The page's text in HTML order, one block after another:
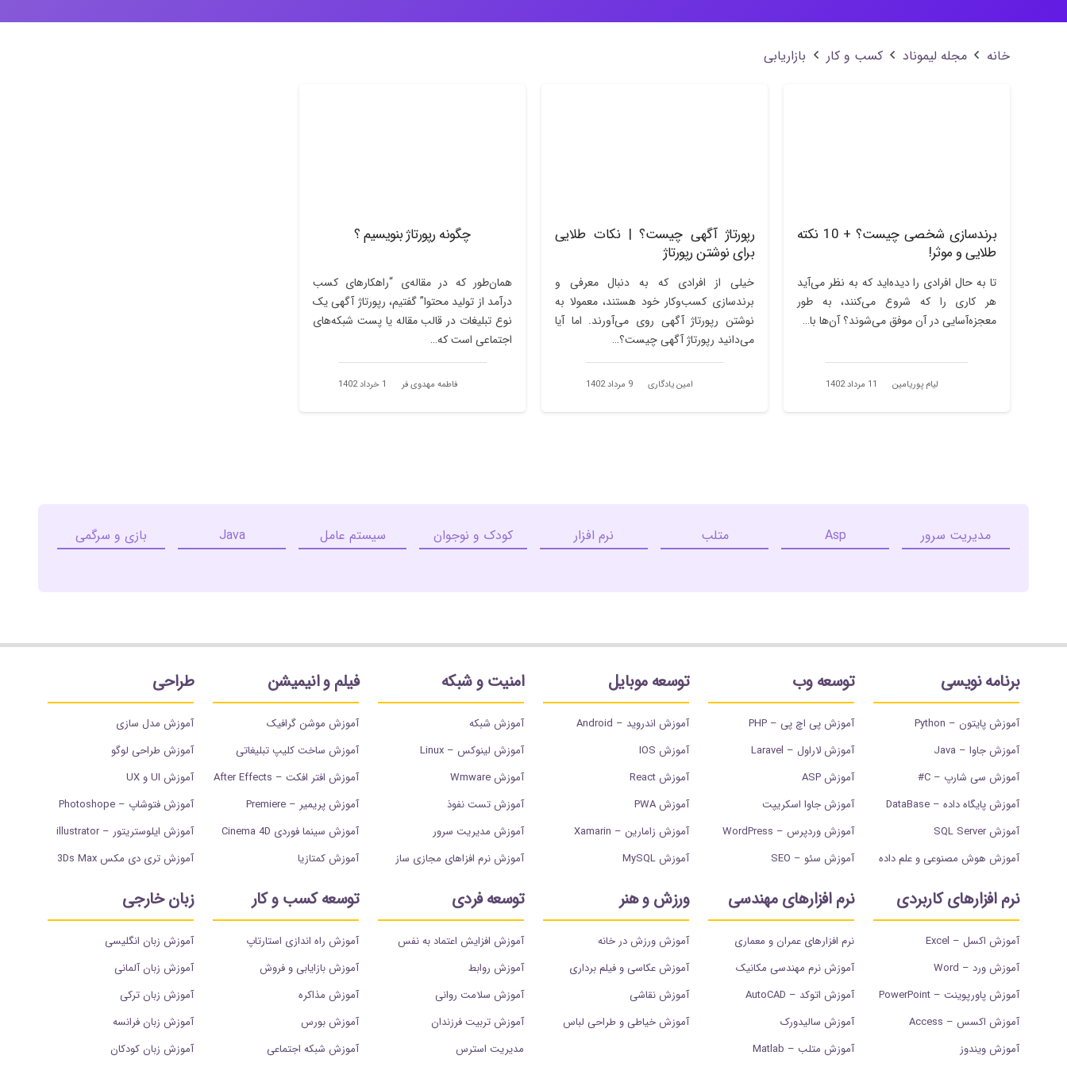
خانه مجله لیموناد کسب و کار بازاریابی
برندسازی شخصی چیست؟ + 10 نکته
طلایی و موثر!
تا به حال افرادی را دیده‌اید که به نظر می‌آید
هر کاری را که شروع می‌کنند، به طور
معجزه‌آسایی در آن موفق می‌شوند؟ آن‌ها با…
لیام پوریامین 11 مرداد 1402
رپورتاژ آگهی چیست؟ | نکات طلایی
برای نوشتن رپورتاژ
خیلی از افرادی که به دنبال معرفی و
برندسازی کسب‌وکار خود هستند، معمولا به
نوشتن رپورتاژ آگهی روی می‌آورند. اما آیا
می‌دانید رپورتاژ آگهی چیست؟…
امین یادگاری 9 مرداد 1402
چگونه رپورتاژ بنویسیم ؟
همان‌طور که در مقاله‌ی “راهکارهای کسب
درآمد از تولید محتوا” گفتیم، رپورتاژ آگهی یک
نوع تبلیغات در قالب مقاله یا پست شبکه‌های
اجتماعی است که…
فاطمه مهدوی فر 1 خرداد 1402
مدیریت سرور Asp متلب نرم افزار کودک و نوجوان سیستم عامل Java بازی و سرگمی
برنامه نویسی
آموزش پایتون – Python
آموزش جاوا – Java
آموزش سی شارپ – C#
آموزش پایگاه داده – DataBase
آموزش SQL Server
آموزش هوش مصنوعی و علم داده
توسعه وب
آموزش پی اچ پی – PHP
آموزش لاراول – Laravel
آموزش ASP
آموزش جاوا اسکریپت
آموزش وردپرس – WordPress
آموزش سئو – SEO
توسعه موبایل
آموزش اندروید – Android
آموزش IOS
آموزش React
آموزش PWA
آموزش زامارین – Xamarin
آموزش MySQL
امنیت و شبکه
آموزش شبکه
آموزش لینوکس – Linux
آموزش Wmware
آموزش تست نفوذ
آموزش مدیریت سرور
آموزش نرم افزاهای مجازی ساز
فیلم و انیمیشن
آموزش موشن گرافیک
آموزش ساخت کلیپ تبلیغاتی
آموزش افتر افکت – After Effects
آموزش پریمیر – Premiere
آموزش سینما فوردی Cinema 4D
آموزش کمتازیا
طراحی
آموزش مدل سازی
آموزش طراحی لوگو
آموزش UI و UX
آموزش فتوشاپ – Photoshope
آموزش ایلوستریتور – illustrator
آموزش تری دی مکس 3Ds Max
نرم افزارهای کاربردی
آموزش اکسل – Excel
آموزش ورد – Word
آموزش پاورپوینت – PowerPoint
آموزش اکسس – Access
آموزش ویندوز
نرم افزارهای مهندسی
نرم افزارهای عمران و معماری
آموزش نرم مهندسی مکانیک
آموزش اتوکد – AutoCAD
آموزش سالیدورک
آموزش متلب – Matlab
ورزش و هنر
آموزش ورزش در خانه
آموزش عکاسی و فیلم برداری
آموزش نقاشی
آموزش خیاطی و طراحی لباس
توسعه فردی
آموزش افزایش اعتماد به نفس
آموزش روابط
آموزش سلامت روانی
آموزش تربیت فرزندان
مدیریت استرس
توسعه کسب و کار
آموزش راه اندازی استارتاپ
آموزش بازایابی و فروش
آموزش مذاکره
آموزش بورس
آموزش شبکه اجتماعی
زبان خارجی
آموزش زبان انگلیسی
آموزش زبان آلمانی
آموزش زبان ترکی
آموزش زبان فرانسه
آموزش زبان کودکان